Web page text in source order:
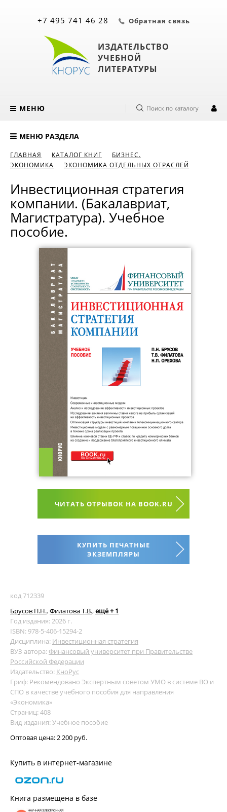
ИЗДАТЕЛЬСТВО
УЧЕБНОЙ
ЛИТЕРАТУРЫ
+7 495 741 46 28 Обратная связь
МЕНЮ Поиск по каталогу
МЕНЮ РАЗДЕЛА
ГЛАВНАЯ КАТАЛОГ КНИГ
БИЗНЕС.
ЭКОНОМИКА
ЭКОНОМИКА ОТДЕЛЬНЫХ ОТРАСЛЕЙ
Инвестиционная стратегия
компании. (Бакалавриат,
Магистратура). Учебное
пособие.
ЧИТАТЬ ОТРЫВОК НА BOOK.RU
КУПИТЬ ПЕЧАТНЫЕ
ЭКЗЕМПЛЯРЫ
код 712339
Брусов П.Н., Филатова Т.В., ещё + 1
Год издания: 2026 г.
ISBN: 978-5-406-15294-2
Дисциплина: Инвестиционная стратегия
ВУЗ автора: Финансовый университет при Правительстве
Российской Федерации
Издательство: КноРус
Гриф: Рекомендовано Экспертным советом УМО в системе ВО и
СПО в качестве учебного пособия для направления
«Экономика»
Страниц: 408
Вид издания: Учебное пособие
Оптовая цена:2 200 руб.
Купить в интернет-магазине
Книга размещена в базе